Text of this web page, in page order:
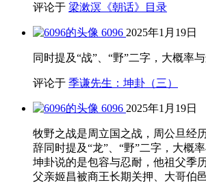
评论于 梁漱溟《朝话》目录
6096 2025年1月19日
同时提及“战”、“野”二字，大概率
评论于 季谦先生：坤卦（三）
6096 2025年1月19日
牧野之战是周立国之战，周公旦经
辞同时提及“龙”、“野”二字，大概
坤卦说的是包容与忍耐，他祖父季
父亲姬昌被商王长期关押、大哥伯